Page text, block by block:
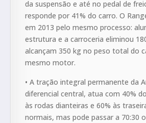
da suspensão e até no pedal de
responde por 41% do carro. O
em 2013 pelo mesmo processo:
estrutura e a carroceria eliminou
alcançam 350 kg no peso total do
mesmo motor.
• A tração integral permanente da
diferencial central, atua com 40%
às rodas dianteiras e 60% às
normais, mas pode passar a 70:30